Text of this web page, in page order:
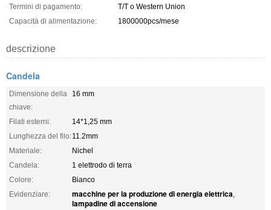
Termini di pagamento:
T/T o Western Union
Capacità di alimentazione:
1800000pcs/mese
descrizione
Candela
Dimensione della
chiave:
16 mm
Filati esterni:
14*1,25 mm
Lunghezza del filo:11.2mm
Materiale:
Nichel
Candela:
1 elettrodo di terra
Colore:
Bianco
Evidenziare:
macchine per la produzione di energia elettrica,
lampadine di accensione